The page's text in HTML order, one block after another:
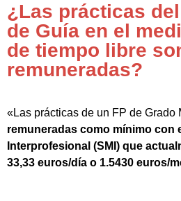
¿Las prácticas
de Guía en el
de tiempo libre
remuneradas?
«Las prácticas de un FP de Grado
remuneradas como mínimo con
Interprofesional (SMI) que
33,33 euros/día o 1.5430 euros/